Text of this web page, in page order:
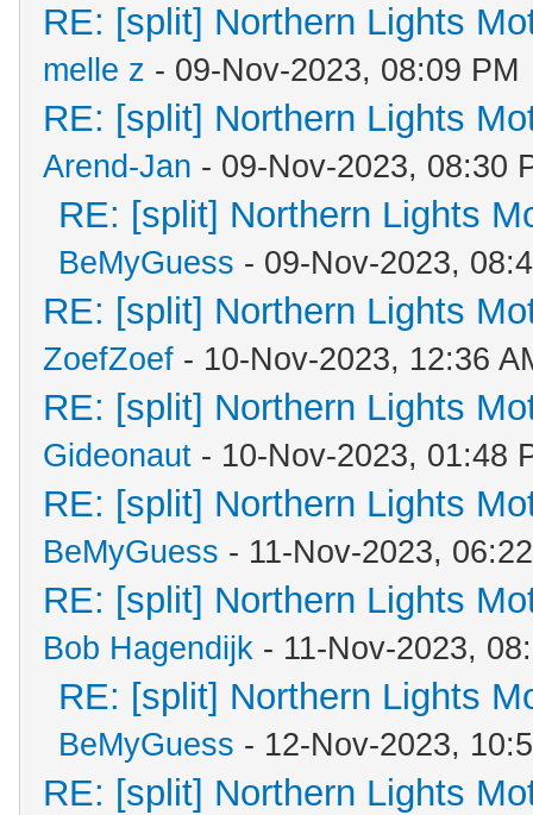
RE: [split] Northern Lights
melle z - 09-Nov-2023, 08:09 PM
RE: [split] Northern Lights
Arend-Jan - 09-Nov-2023, 08:30
RE: [split] Northern Lights
BeMyGuess - 09-Nov-2023,
RE: [split] Northern Lights
ZoefZoef - 10-Nov-2023, 12:36
RE: [split] Northern Lights
Gideonaut - 10-Nov-2023, 01:48
RE: [split] Northern Lights
BeMyGuess - 11-Nov-2023,
RE: [split] Northern Lights
Bob Hagendijk - 11-Nov-2023,
RE: [split] Northern Lights
BeMyGuess - 12-Nov-2023,
RE: [split] Northern Lights